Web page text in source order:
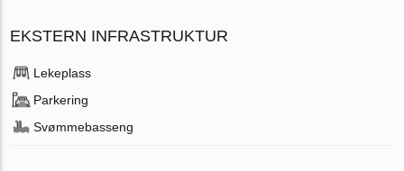
EKSTERN INFRASTRUKTUR
Lekeplass
Parkering
Svømmebasseng